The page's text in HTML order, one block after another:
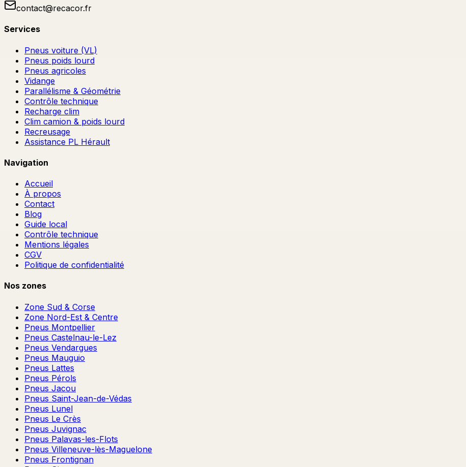
contact@recacor.fr
Services
Pneus voiture (VL)
Pneus poids lourd
Pneus agricoles
Vidange
Parallélisme & Géométrie
Contrôle technique
Recharge clim
Clim camion & poids lourd
Recreusage
Assistance PL Hérault
Navigation
Accueil
À propos
Contact
Blog
Guide local
Contrôle technique
Mentions légales
CGV
Politique de confidentialité
Nos zones
Zone Sud & Corse
Zone Nord-Est & Centre
Pneus Montpellier
Pneus Castelnau-le-Lez
Pneus Vendargues
Pneus Mauguio
Pneus Lattes
Pneus Pérols
Pneus Jacou
Pneus Saint-Jean-de-Védas
Pneus Lunel
Pneus Le Crès
Pneus Juvignac
Pneus Palavas-les-Flots
Pneus Villeneuve-lès-Maguelone
Pneus Frontignan